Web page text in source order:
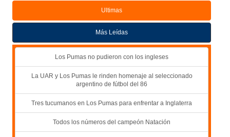
Ultimas
Más Leídas
Los Pumas no pudieron con los ingleses
La UAR y Los Pumas le rinden homenaje al seleccionado
argentino de fútbol del 86
Tres tucumanos en Los Pumas para enfrentar a Inglaterra
Todos los números del campeón Natación